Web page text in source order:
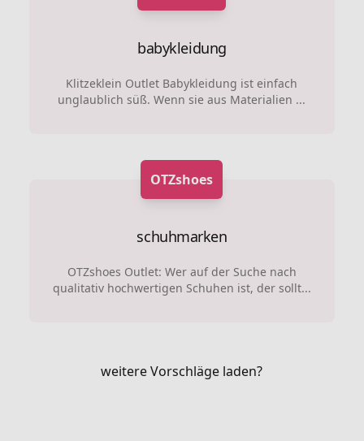
babykleidung
Klitzeklein Outlet Babykleidung ist einfach
unglaublich süß. Wenn sie aus Materialien ...
OTZshoes
schuhmarken
OTZshoes Outlet: Wer auf der Suche nach
qualitativ hochwertigen Schuhen ist, der sollt...
weitere Vorschläge laden?